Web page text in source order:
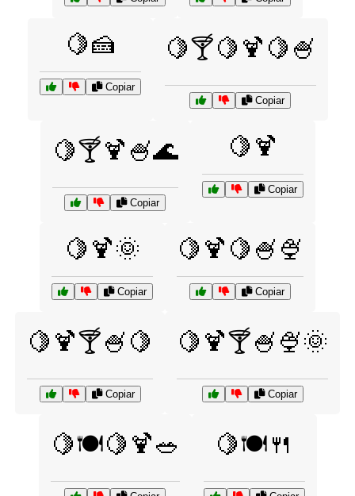
🍋🍰
Copiar
🍋🍸🍋🍹🍋🍧
Copiar
🍋🍸🍹🍧🌊
Copiar
🍋🍹
Copiar
🍋🍹🌞
Copiar
🍋🍹🍋🍧🍨
Copiar
🍋🍹🍸🍧🍋
Copiar
🍋🍹🍸🍧🍨🌞
Copiar
🍋🍽️🍋🍹🥗 🍋🍽️🍴